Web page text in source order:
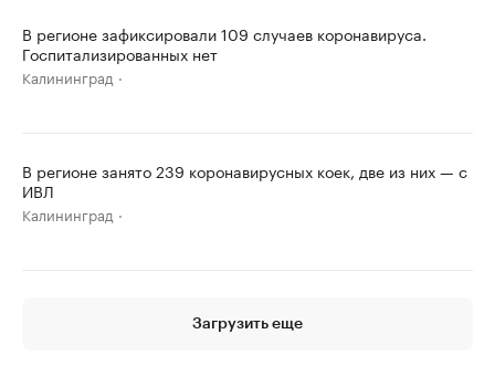
В регионе зафиксировали 109 случаев коронавируса.
Госпитализированных нет
Калининград
В регионе занято 239 коронавирусных коек, две из них — с
ИВЛ
Калининград
Загрузить еще